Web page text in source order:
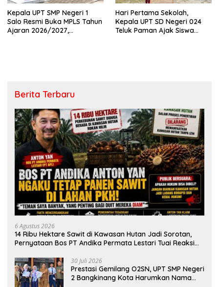
Kepala UPT SMP Negeri 1
Salo Resmi Buka MPLS Tahun
Ajaran 2026/2027,
Hari Pertama Sekolah,
Kepala UPT SD Negeri 024
Teluk Paman Ajak Siswa
Berita Terbaru
6 Agustus 2026
14 Ribu Hektare Sawit di Kawasan Hutan Jadi Sorotan,
Pernyataan Bos PT Andika Permata Lestari Tuai Reaksi
30 Juli 2026
Prestasi Gemilang O2SN, UPT SMP Negeri
2 Bangkinang Kota Harumkan Nama